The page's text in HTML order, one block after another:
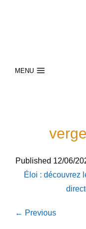
MENU
Published 12/06/
Éloi : découvrez
← Previous